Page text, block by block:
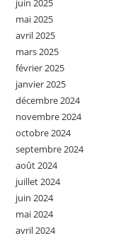
juin 2025
mai 2025
avril 2025
mars 2025
février 2025
janvier 2025
décembre 2024
novembre 2024
octobre 2024
septembre 2024
août 2024
juillet 2024
juin 2024
mai 2024
avril 2024